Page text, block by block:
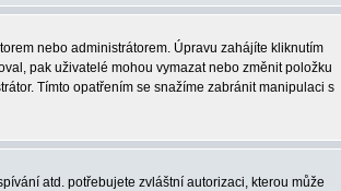
nebo administrátorem. Úpravu zahájíte kliknutím
pak uživatelé mohou vymazat nebo změnit položku
Tímto opatřením se snažíme zabránit manipulaci s
atd. potřebujete zvláštní autorizaci, kterou může